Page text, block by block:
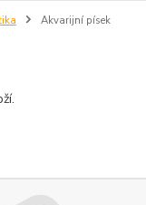
Akvarijní písek